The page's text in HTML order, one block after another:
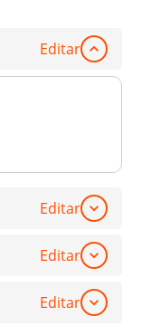
Editar
Editar
Editar
Editar